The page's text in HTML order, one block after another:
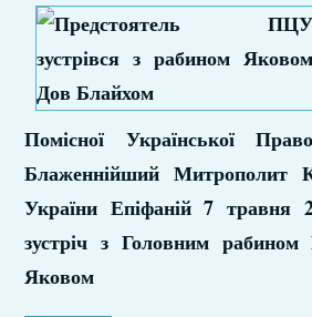
Помісної Української
Блаженнійший Митрополит
України Епіфаній 7 травня
зустріч з Головним
Яковом